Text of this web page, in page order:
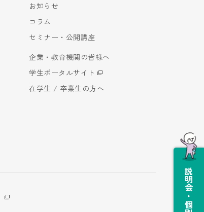
お知らせ
コラム
セミナー・公開講座
企業・教育機関の皆様へ
学生ポータルサイト
在学生 / 卒業生の方へ